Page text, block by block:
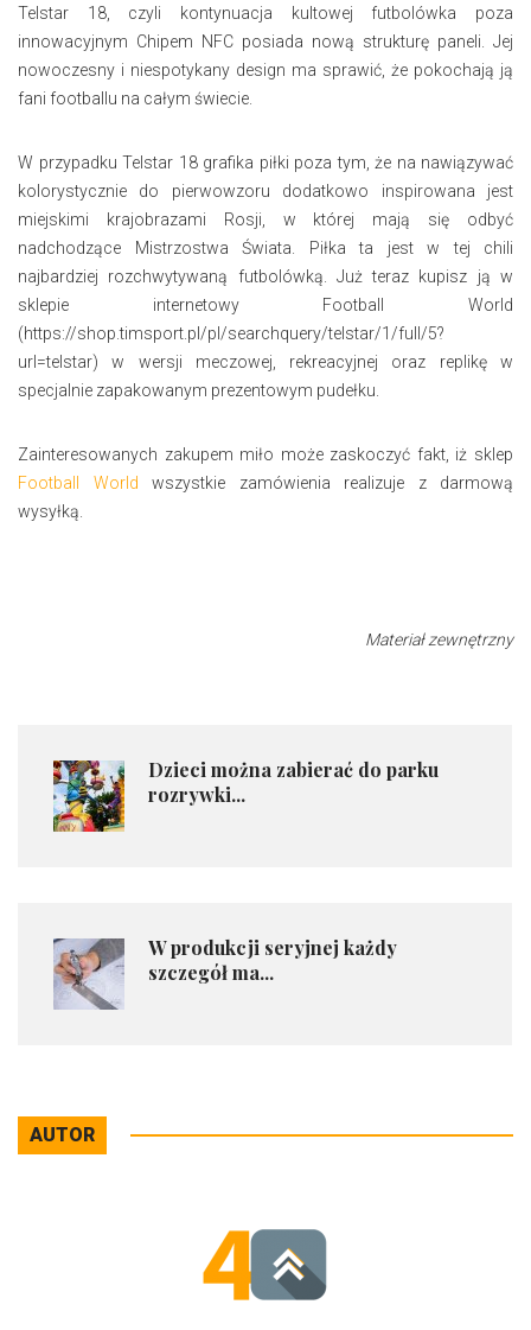
Telstar 18, czyli kontynuacja kultowej futbolówka poza
innowacyjnym Chipem NFC posiada nową strukturę paneli. Jej
nowoczesny i niespotykany design ma sprawić, że pokochają ją
fani footballu na całym świecie.
W przypadku Telstar 18 grafika piłki poza tym, że na nawiązywać
kolorystycznie do pierwowzoru dodatkowo inspirowana jest
miejskimi krajobrazami Rosji, w której mają się odbyć
nadchodzące Mistrzostwa Świata. Piłka ta jest w tej chili
najbardziej rozchwytywaną futbolówką. Już teraz kupisz ją w
sklepie internetowy Football World
(https://shop.timsport.pl/pl/searchquery/telstar/1/full/5?
url=telstar) w wersji meczowej, rekreacyjnej oraz replikę w
specjalnie zapakowanym prezentowym pudełku.
Zainteresowanych zakupem miło może zaskoczyć fakt, iż sklep
Football World wszystkie zamówienia realizuje z darmową
wysyłką.
Materiał zewnętrzny
​Dzieci można zabierać do parku
rozrywki...
W produkcji seryjnej każdy
szczegół ma...
AUTOR